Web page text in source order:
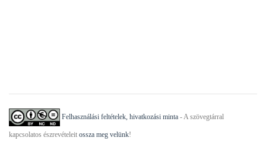
Felhasználási feltételek, hivatkozási minta- A szövegtárral
kapcsolatos észrevételeit ossza meg velünk!